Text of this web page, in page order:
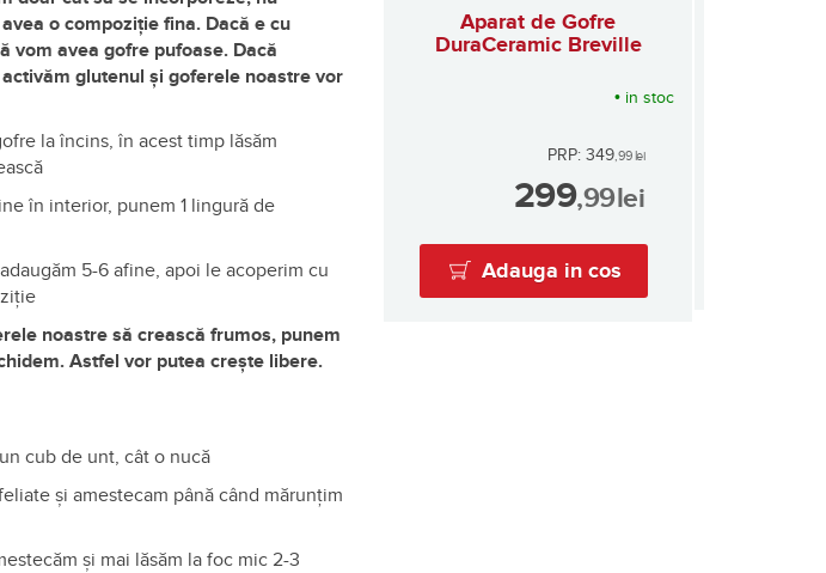
o compoziție fina. Dacă e cu
vom avea gofre pufoase. Dacă
glutenul și goferele noastre vor
la încins, în acest timp lăsăm
în interior, punem 1 lingură de
5-6 afine, apoi le acoperim cu
noastre să crească frumos, punem
Astfel vor putea crește libere.
cub de unt, cât o nucă
și amestecam până când mărunțim
și mai lăsăm la foc mic 2-3
Aparat de Gofre
DuraCeramic Breville
• in stoc
PRP: 349,99lei
299,99lei
Adauga in cos